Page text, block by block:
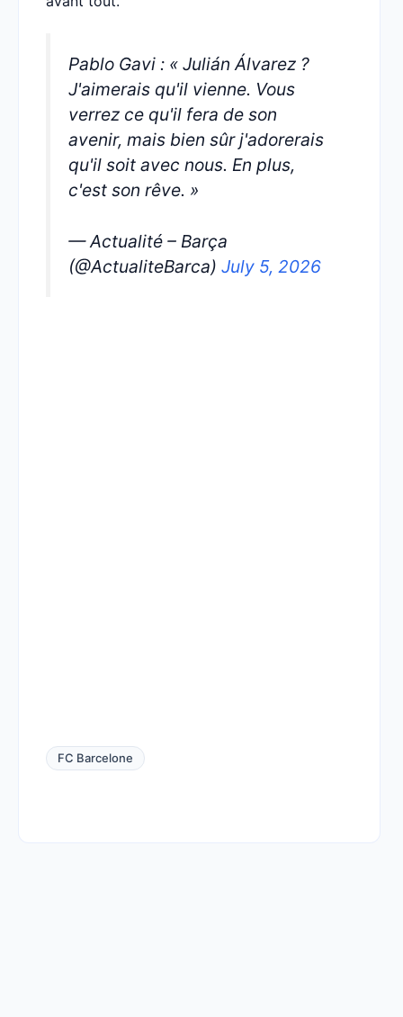
Pablo Gavi : « Julián Álvarez ?
J'aimerais qu'il vienne. Vous
verrez ce qu'il fera de son
avenir, mais bien sûr j'adorerais
qu'il soit avec nous. En plus,
c'est son rêve. »
— Actualité – Barça
(@ActualiteBarca) July 5, 2026
FC Barcelone